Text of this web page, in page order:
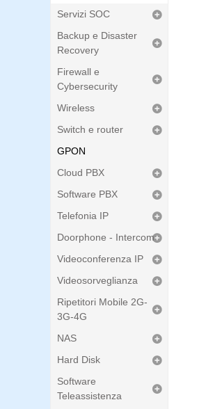
Servizi SOC
Backup e Disaster
Recovery
Firewall e
Cybersecurity
Wireless
Switch e router
GPON
Cloud PBX
Software PBX
Telefonia IP
Doorphone - Intercom
Videoconferenza IP
Videosorveglianza
Ripetitori Mobile 2G-
3G-4G
NAS
Hard Disk
Software
Teleassistenza